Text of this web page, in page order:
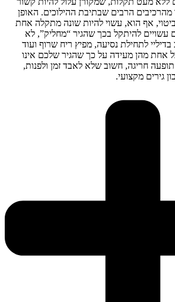
הרבים שבתיבת ההילוכים. האופן
אף הוא, עשוי להיות שונה מתקלה אחת
להיתקל בכך שהגיר “מחליק”, לא
בדיליי לתחילת נסיעה, מפיץ ריח שרוף ועוד
אחת מהן מעידה על כך שהגיר שלכם אינו
חריגה, חשוב שלא לאבד זמן ולפנות,
גירים מקצועי.